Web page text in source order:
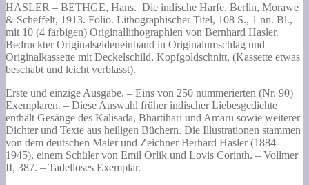
HASLER – BETHGE, Hans. Die indische Harfe. Berlin, Morawe
& Scheffelt, 1913. Folio. Lithographischer Titel, 108 S., 1 nn. Bl.,
mit 10 (4 farbigen) Originallithographien von Bernhard Hasler.
Bedruckter Originalseideneinband in Originalumschlag und
Originalkassette mit Deckelschild, Kopfgoldschnitt, (Kassette etwas
beschabt und leicht verblasst).
Erste und einzige Ausgabe. – Eins von 250 nummerierten (Nr. 90)
Exemplaren. – Diese Auswahl früher indischer Liebesgedichte
enthält Gesänge des Kalisada, Bhartihari und Amaru sowie weiterer
Dichter und Texte aus heiligen Büchern. Die Illustrationen stammen
von dem deutschen Maler und Zeichner Berhard Hasler (1884-
1945), einem Schüler von Emil Orlik und Lovis Corinth. – Vollmer
II, 387. – Tadelloses Exemplar.